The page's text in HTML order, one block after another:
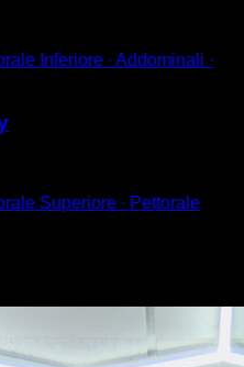
Inferiore ∙ Addominali ∙
Superiore ∙ Pettorale